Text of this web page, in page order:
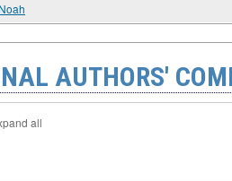
AUTHORS'
all